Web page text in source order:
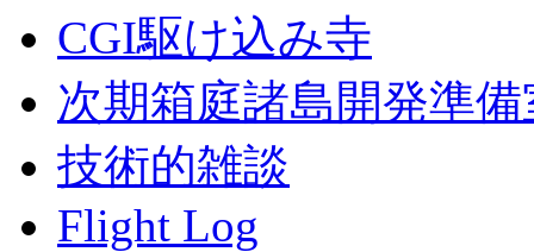
CGI駆け込み寺
次期箱庭諸島開発準備
技術的雑談
Flight Log